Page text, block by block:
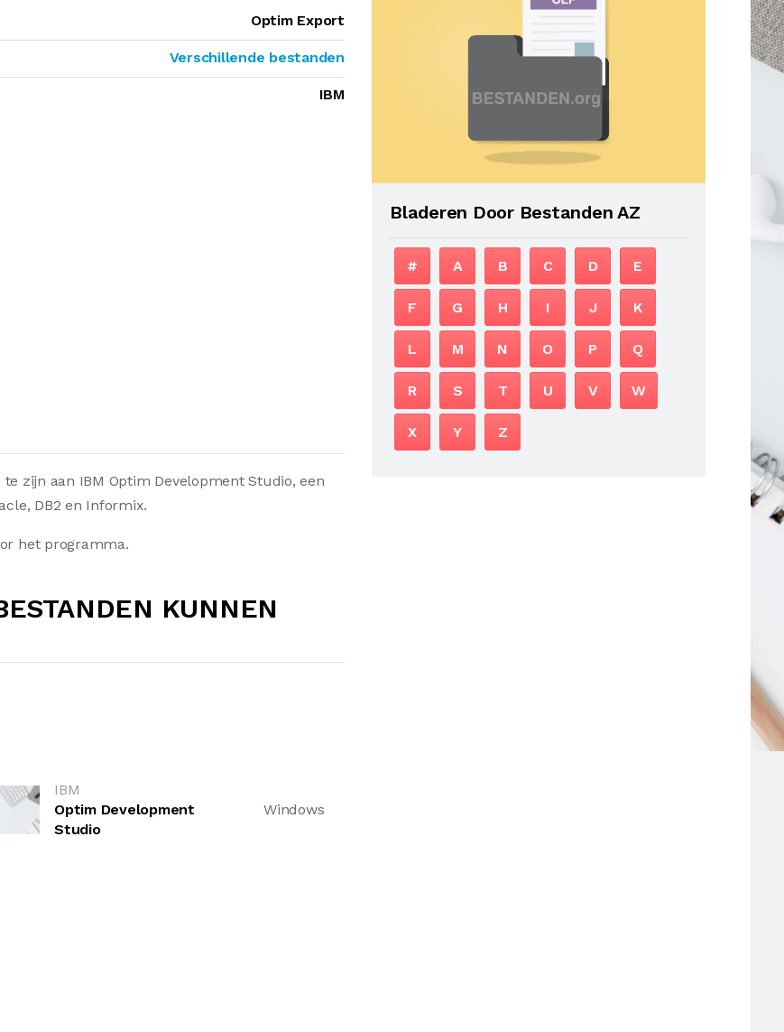
Optim Export
Verschillende bestanden
IBM
zijn aan IBM Optim Development Studio, een
DB2 en Informix.
het programma.
KUNNEN
IBM
Optim Development
Studio
Windows
Bladeren Door Bestanden AZ
# A B C D E
F G H I J K
L M N O P Q
R S T U V W
X Y Z